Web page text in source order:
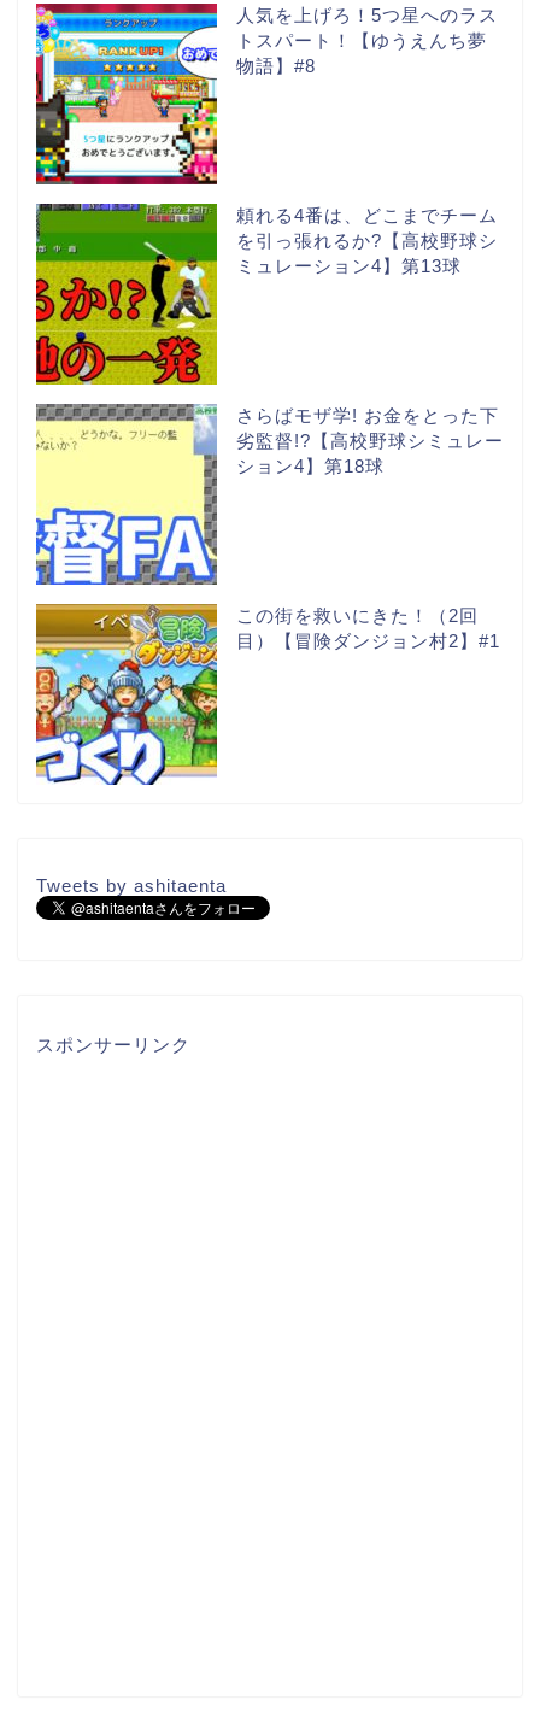
人気を上げろ！5つ星へのラス
トスパート！【ゆうえんち夢
物語】#8
頼れる4番は、どこまでチーム
を引っ張れるか?【高校野球シ
ミュレーション4】第13球
さらばモザ学! お金をとった下
劣監督!?【高校野球シミュレー
ション4】第18球
この街を救いにきた！（2回
目）【冒険ダンジョン村2】#1
Tweets by ashitaenta
スポンサーリンク